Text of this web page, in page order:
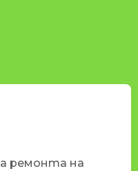
ремонта на